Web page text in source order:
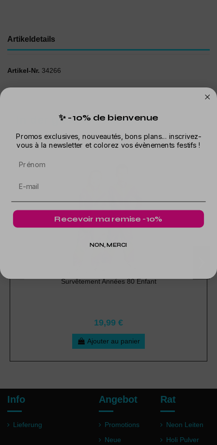
Artikeldetails
Artikel-Nr. 34266
In der gleichen Kategorie
Survêtement Années 80 Enfant
19,99 €
Ajouter au panier
Info
Lieferung
Angebot
Promotions
Neue
Rat
Neon Leiten
Holi Pulver
✨ -10% de bienvenue
Promos exclusives, nouveautés, bons plans... inscrivez-
vous à la newsletter et colorez vos évènements festifs !
Recevoir ma remise -10%
NON, MERCI